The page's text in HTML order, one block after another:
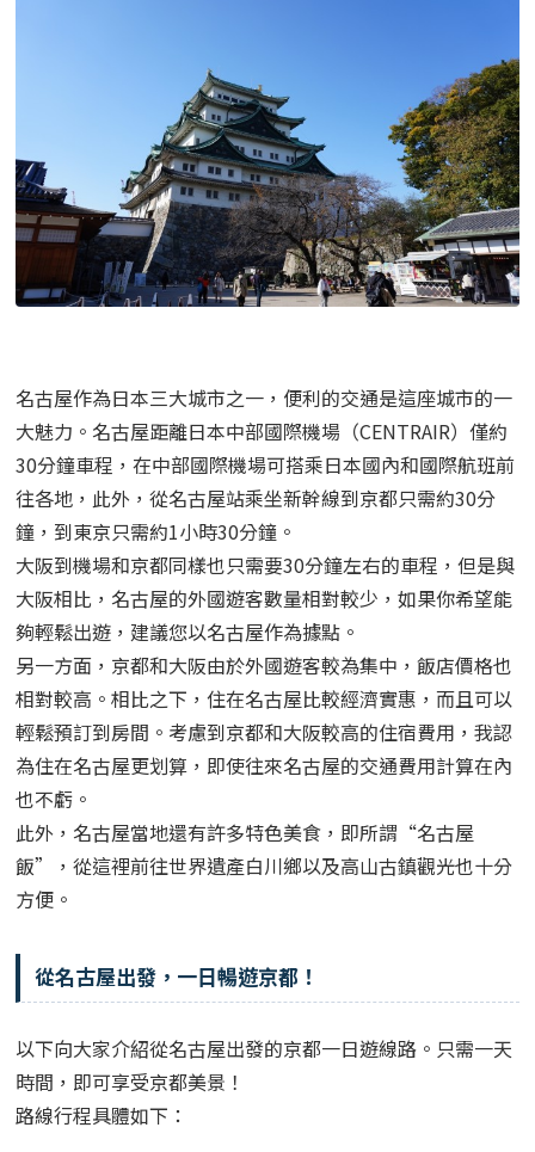
名古屋作為日本三大城市之一，便利的交通是這座城市的一
大魅力。 名古屋距離日本中部國際機場（CENTRAIR）僅約
30分鐘車程，在中部國際機場可搭乘日本國內和國際航班前
往各地，此外，從名古屋站乘坐新幹線到京都只需約30分
鐘，到東京只需約1小時30分鐘。
大阪到機場和京都同樣也只需要30分鐘左右的車程，但是與
大阪相比，名古屋的外國遊客數量相對較少，如果你希望能
夠輕鬆出遊，建議您以名古屋作為據點。
另一方面，京都和大阪由於外國遊客較為集中，飯店價格也
相對較高。相比之下，住在名古屋比較經濟實惠，而且可以
輕鬆預訂到房間。 考慮到京都和大阪較高的住宿費用，我認
為住在名古屋更划算，即使往來名古屋的交通費用計算在內
也不虧。
此外，名古屋當地還有許多特色美食，即所謂“名古屋
飯”，從這裡前往世界遺產白川鄉以及高山古鎮觀光也十分
方便。
從名古屋出發，一日暢遊京都！
以下向大家介紹從名古屋出發的京都一日遊線路。 只需一天
時間，即可享受京都美景！
路線行程具體如下：